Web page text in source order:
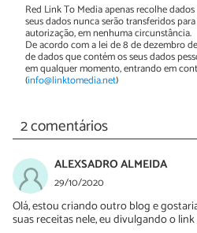
Red Link To Media apenas recolhe
seus dados nunca serão transferidos
autorização, em nenhuma circunstância.
De acordo com a lei de 8 de dezembro
de dados que contém os seus dados
em qualquer momento, entrando em
(info@linktomedia.net)
2 comentários
ALEXSADRO ALMEIDA
29/10/2020
Olá, estou criando outro blog e
suas receitas nele, eu divulgando o